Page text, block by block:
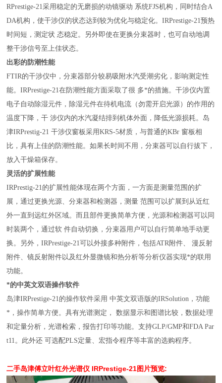
RPrestige-21采用稳定的无磨损的动镜驱动 系统FJS机构，同时结合A
DA机构，使干涉仪的状态达到较为优化与稳定化。IRPrestige-21预热
时间短，测定状 态稳定。另外即使在更换分束器时，也可自动地调
整干涉信号至上佳状态。
出彩的防潮性能
FTIR的干涉仪中，分束器部分较易吸附水汽受潮劣化，影响测定性
能。IRPrestige-21在防潮性能方面采取了很 多*的措施。干涉仪内置
电子自动除湿元件，除湿元件在待机电流（勿需开启光源）的作用的
温度下降，干 涉仪内的水汽凝结排到机体外面，降低光源损耗。岛
津IRPrestig-21 干涉仪窗板采用KRS-5材质，与普通的KBr 窗板相
比，具有上佳的防潮性能。如果长时间不用，分束器可以自行拔下，
放入干燥箱保存。
灵活的扩展性能
IRPrestig-21的扩展性能体现在两个方面，一方面是测量范围的扩
展，通过更换光源、分束器和检测器，测量 范围可以扩展到从近红
外一直到远红外区域。而且部件更换简单方便，光源和检测器可以同
时装两个，通过软 件自动切换，分束器用户可以自行简单地手动更
换。另外，IRPrestige-21可以外接多种附件，包括ATR附件、 漫反射
附件、镜反射附件以及红外显微镜和热分析等分析仪器实现*的联用
功能。
*的中英文双语操作软件
岛津IRPrestige-21的操作软件采用 中英文双语版的IRSolution，功能
*，操作简单方便。具有光谱测定， 数据显示和图谱比较，数据处理
和定量分析，光谱检索，报告打印等功能。支持GLP/GMP和FDA Par
t11。此外还 可选配PLS定量、宏指令程序等丰富的选购程序。
二手岛津傅立叶红外光谱仪 IRPrestige-21图片预览: